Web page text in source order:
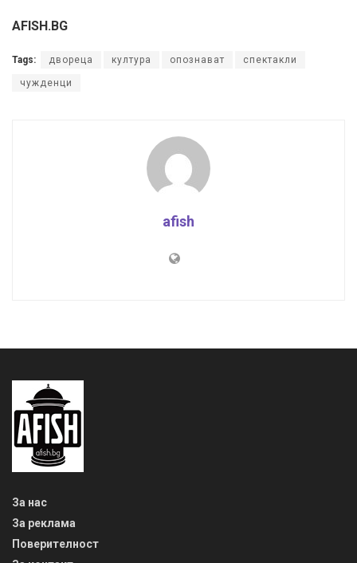
AFISH.BG
Tags: двореца култура опознават спектакли
чужденци
afish
За нас
За реклама
Поверителност